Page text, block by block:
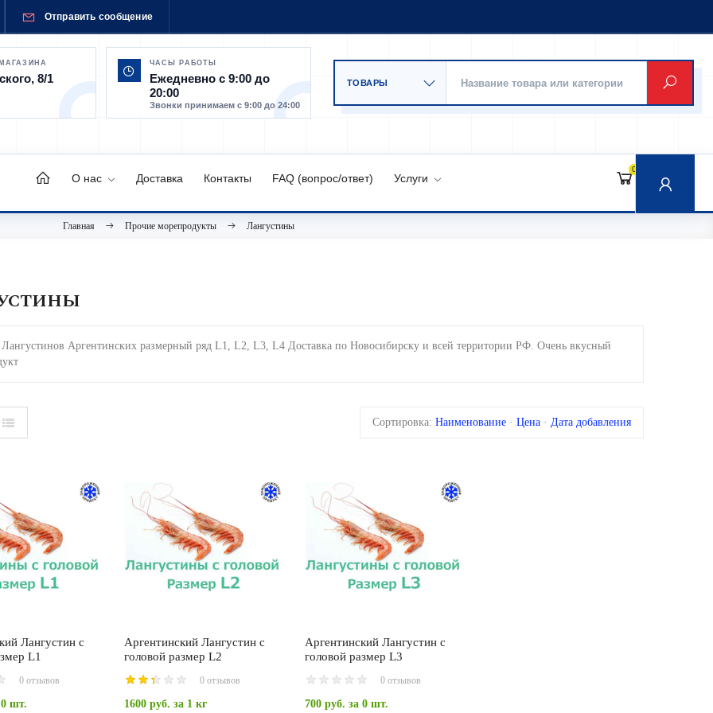
Отправить сообщение
8/1
ЧАСЫ РАБОТЫ
Ежедневно с 9:00 до
20:00
Звонки принимаем с 9:00 до 24:00
О нас Доставка Контакты FAQ (вопрос/ответ) Услуги
0
Главная Прочие морепродукты Лангустины
Аргентинских размерный ряд L1, L2, L3, L4 Доставка по Новосибирску и всей территории РФ. Очень вкусный
Сортировка: Наименование · Цена · Дата добавления
Лангустин с
L1
0 отзывов
шт.
Аргентинский Лангустин с
головой размер L2
0 отзывов
1600 руб. за 1 кг
Аргентинский Лангустин с
головой размер L3
0 отзывов
700 руб. за 0 шт.